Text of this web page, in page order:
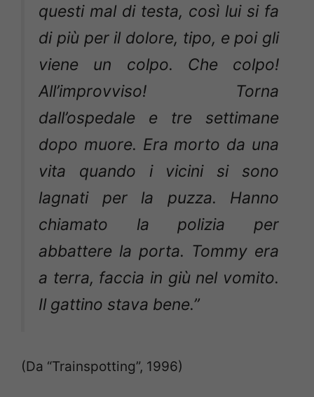
questi mal di testa, così lui si fa
di più per il dolore, tipo, e poi gli
viene un colpo. Che colpo!
All’improvviso! Torna
dall’ospedale e tre settimane
dopo muore. Era morto da una
vita quando i vicini si sono
lagnati per la puzza. Hanno
chiamato la polizia per
abbattere la porta. Tommy era
a terra, faccia in giù nel vomito.
Il gattino stava bene.”
(Da “Trainspotting”, 1996)